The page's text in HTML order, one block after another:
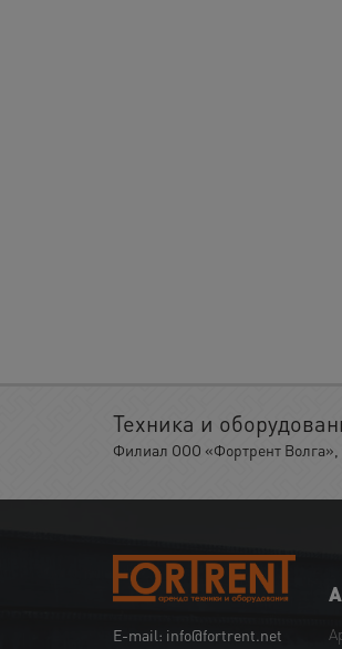
Техника и
Филиал ООО «Фортрент
E-mail: info@fortrent.net